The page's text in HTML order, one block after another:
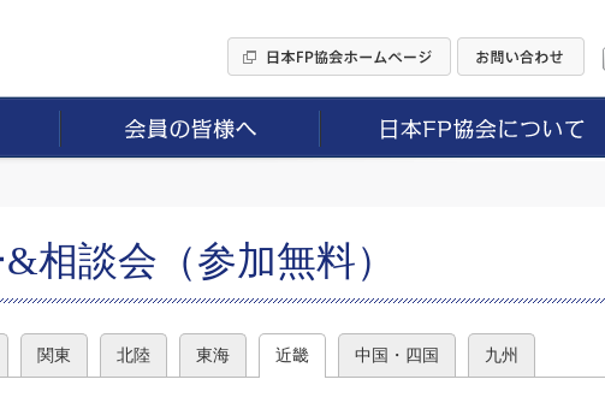
相談会（参加無料）
関東 北陸 東海 近畿 中国・四国 九州